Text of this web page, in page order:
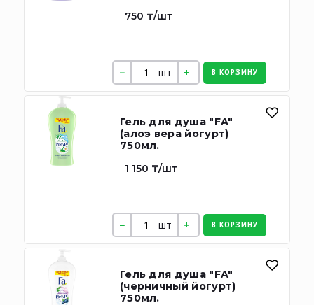
750 ₸/шт
шт В КОРЗИНУ
Гель для душа "FA"
(алоэ вера йогурт)
750мл.
1 150 ₸/шт
шт В КОРЗИНУ
Гель для душа "FA"
(черничный йогурт)
750мл.